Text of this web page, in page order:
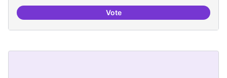
VoteArtistes i programari lliure